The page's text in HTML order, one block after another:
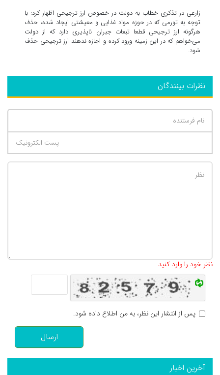
زارعی در تذکری خطاب به دولت در خصوص ارز ترجیحی اظهار کرد: با
توجه به تورمی که در حوزه مواد غذایی و معیشتی ایجاد شده، حذف
هرگونه ارز ترجیحی قطعا تبعات جبران ناپذیری دارد که از دولت
می‌خواهم که در این زمینه ورود کرده و اجازه ندهند ارز ترجیحی حذف
شود.
نظرات بینندگان
نظر خود را وارد کنید
پس از انتشار این نظر، به من اطلاع داده شود.
ارسال
آخرین اخبار